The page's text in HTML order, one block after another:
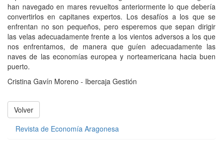
han navegado en mares revueltos anteriormente lo que debería
convertirlos en capitanes expertos. Los desafíos a los que se
enfrentan no son pequeños, pero esperemos que sepan dirigir
las velas adecuadamente frente a los vientos adversos a los que
nos enfrentamos, de manera que guíen adecuadamente las
naves de las economías europea y norteamericana hacia buen
puerto.
Cristina Gavín Moreno - Ibercaja Gestión
Volver
Revista de Economía Aragonesa